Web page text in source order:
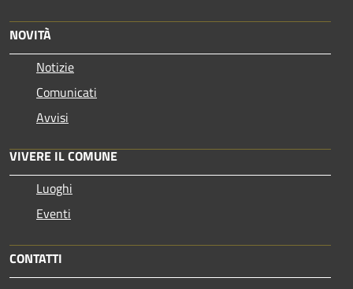
NOVITÀ
Notizie
Comunicati
Avvisi
VIVERE IL COMUNE
Luoghi
Eventi
CONTATTI